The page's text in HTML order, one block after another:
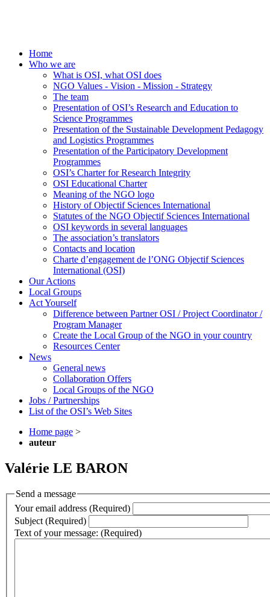
Home
Who we are
What is OSI, what OSI does
NGO Values - Vision - Mission - Strategy
The team
Presentation of OSI’s Research and Education to
Science Programmes
Presentation of the Sustainable Development Pedagogy
and Logistics Programmes
Presentation of the Participatory Development
Programmes
OSI’s Charter for Research Integrity
OSI Educational Charter
Meaning of the NGO logo
History of Objectif Sciences International
Statutes of the NGO Objectif Sciences International
OSI keywords in several languages
The association’s translators
Contacts and location
Charte d’engagement de l’ONG Objectif Sciences
International (OSI)
Our Actions
Local Groups
Act Yourself
Difference between Partner OSI / Project Coordinator /
Program Manager
Create the Local Group of the NGO in your country
Resources Center
News
General news
Collaboration Offers
Local Groups of the NGO
Jobs / Partnerships
List of the OSI’s Web Sites
Home page >
auteur
Valérie LE BARON
Send a message
Your email address (Required)
Subject (Required)
Text of your message: (Required)